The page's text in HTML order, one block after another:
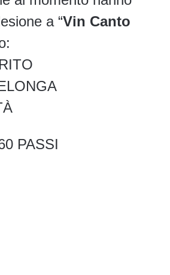
a “Vin Canto
PASSI